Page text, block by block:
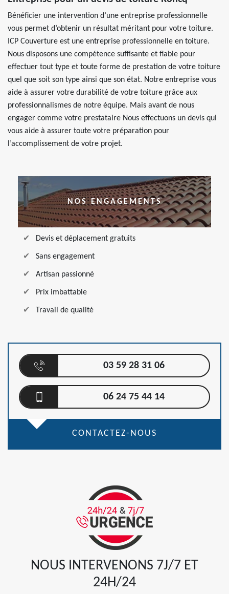
Bénéficier une intervention d’une entreprise professionnelle
vous permet d’obtenir un résultat méritant pour votre toiture.
ICP Couverture est une entreprise professionnelle en toiture.
Nous disposons une compétence suffisante et fiable pour
effectuer tout type et toute forme de prestation de votre toiture
quel que soit son type ainsi que son état. Notre entreprise vous
aide à assurer votre durabilité de votre toiture grâce aux
professionnalismes de notre équipe. Mais avant de nous
engager comme votre prestataire Nous effectuons un devis qui
vous aide à assurer toute votre préparation pour
l’accomplissement de votre projet.
NOS ENGAGEMENTS
Devis et déplacement gratuits
Sans engagement
Artisan passionné
Prix imbattable
Travail de qualité
03 59 28 31 06
06 24 75 44 14
CONTACTEZ-NOUS
NOUS INTERVENONS 7J/7 ET
24H/24